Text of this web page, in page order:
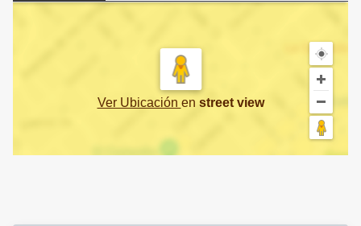
Ver Ubicación en street view